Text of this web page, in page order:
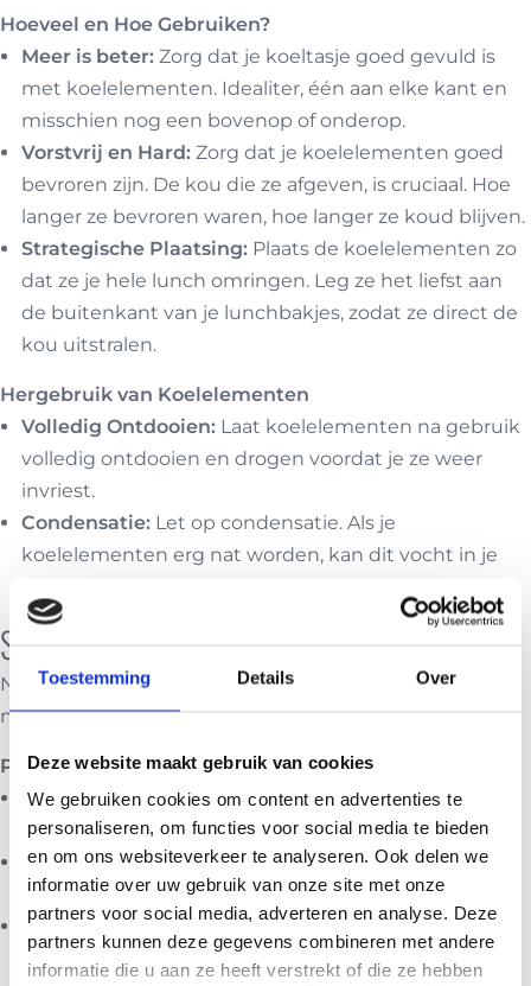
Toestemming Details Over
Deze website maakt gebruik van cookies
We gebruiken cookies om content en advertenties te
personaliseren, om functies voor social media te bieden
en om ons websiteverkeer te analyseren. Ook delen we
informatie over uw gebruik van onze site met onze
partners voor social media, adverteren en analyse. Deze
partners kunnen deze gegevens combineren met andere
informatie die u aan ze heeft verstrekt of die ze hebben
Hoeveel en Hoe Gebruiken?
Meer is beter: Zorg dat je koeltasje goed gevuld is
met koelelementen. Idealiter, één aan elke kant en
misschien nog een bovenop of onderop.
Vorstvrij en Hard: Zorg dat je koelelementen goed
bevroren zijn. De kou die ze afgeven, is cruciaal. Hoe
langer ze bevroren waren, hoe langer ze koud blijven.
Strategische Plaatsing: Plaats de koelelementen zo
dat ze je hele lunch omringen. Leg ze het liefst aan
de buitenkant van je lunchbakjes, zodat ze direct de
kou uitstralen.
Hergebruik van Koelelementen
Volledig Ontdooien: Laat koelelementen na gebruik
volledig ontdooien en drogen voordat je ze weer
invriest.
Condensatie: Let op condensatie. Als je
koelelementen erg nat worden, kan dit vocht in je
Slimme Keuzes voor Lunch Inhoud
Niet alles is even geslaagd om in een koeltasje mee te
nemen voor lange periodes.
Producten die beter Bewaren
Fruit:Hard fruit zoals appels, peren en hele
sinaasappels (niet geschild) houden zich goed.
Gedroogde snacks:Noten, crackers (apart verpakt),
gedroogd fruit.
Hardgekookte eieren:Deze zijn relatief stabiel
wanneer ze goed gekoeld zijn.